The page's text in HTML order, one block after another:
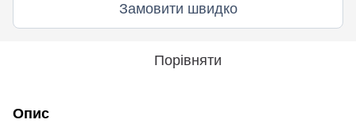
Замовити швидко
Порівняти
Опис